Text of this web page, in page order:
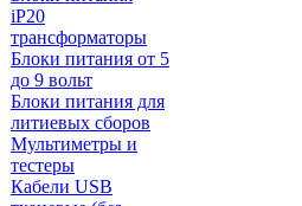
iP20
трансформаторы
Блоки питания от 5
до 9 вольт
Блоки питания для
литиевых сборов
Мультиметры и
тестеры
Кабели USB